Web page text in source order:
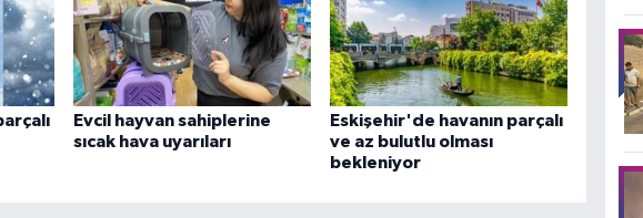
Evcil hayvan sahiplerine
sıcak hava uyarıları
Eskişehir'de havanın parçalı
ve az bulutlu olması
bekleniyor